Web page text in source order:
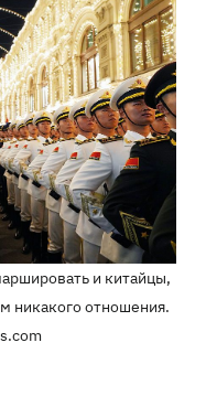
и китайцы,
никакого отношения.